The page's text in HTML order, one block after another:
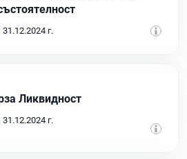
г.
Ликвидност
г.